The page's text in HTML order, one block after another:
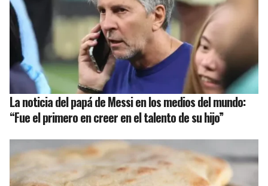
La noticia del papá de Messi en los medios del mundo:
“Fue el primero en creer en el talento de su hijo”